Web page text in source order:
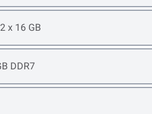
x 16 GB
DDR7